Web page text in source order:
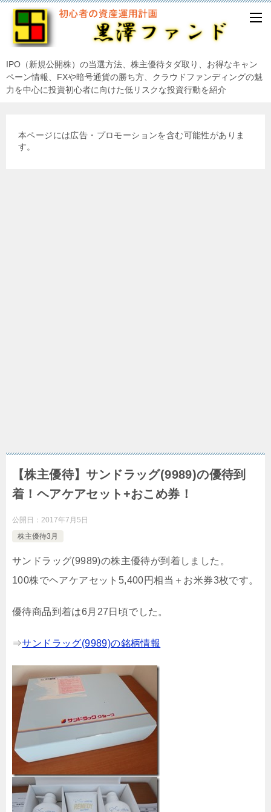
IPO（新規公開株）の当選方法、株主優待タダ取り、お得なキャン
ペーン情報、FXや暗号通貨の勝ち方、クラウドファンディングの魅
力を中心に投資初心者に向けた低リスクな投資行動を紹介
本ページには広告・プロモーションを含む可能性がありま
す。
【株主優待】サンドラッグ(9989)の優待到
着！ヘアケアセット+おこめ券！
公開日： 2017年7月5日
株主優待3月
サンドラッグ(9989)の株主優待が到着しました。
100株でヘアケアセット5,400円相当＋お米券3枚です。
優待商品到着は6月27日頃でした。
⇒サンドラッグ(9989)の銘柄情報